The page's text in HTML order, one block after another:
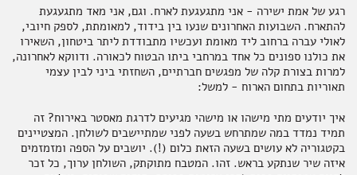
רגע של אמת ישירה - אני מתגעגעת לארח. וגם, אני מאד מתגעגעת
להתארח. השבועות האחרונים שנעו בין בידוד, למאומתת, לספק חיובי,
לאולי עברה ברחוב ליד מאומת ועכשיו מתבודדת ליתר ביטחון, השאירו
את כולנו ספונים כל אחד במרחבי ביתו הבטוח לכאורה. ודווקא לאחרונה,
למרות בצורת קלה של מפגשים חברתיים, השחזתי ביני לבין עצמי
תאוריות בתחום הארוח - למשל:
איך יודעים מתי מישהו או מישהי מגיעים לדרגת מאסטר באירוח? זה
תמיד נמדד במה שמתרחש בשעה לפני שמתיישבים לשולחן. המצטיינים
בקטגוריה לא עושים בשעה הזאת כלום (!). יושבים על הספה ומזמזמים
איזה שיר שנתקע בראש. זהו. המטבח מתוקתק, השולחן ערוך, כל זכר
ארוחות שלמות
מגשי אירוח מתוקים
להשלמת האירוח
תבלינים
ממרחים מתוקים, שוקולד וממתקים
אלכוהול ותזקיקים
חדר רחצה
טקסטיל